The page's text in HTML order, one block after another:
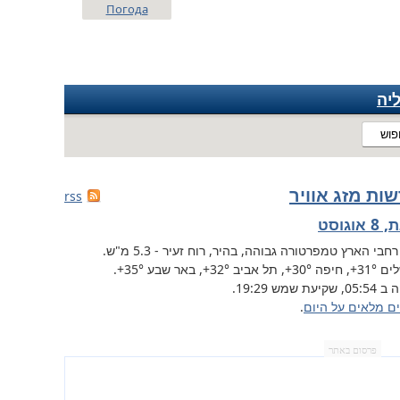
Погода
מזג אוויר rss
הארץ טמפרטורה גבוהה, בהיר, רוח זעיר - 5.3 מ"ש.
+31°, חיפה +30°, תל אביב +32°
, באר שבע +35°
.
שמש 19:29.
מלאים על היום.
פרסום באתר